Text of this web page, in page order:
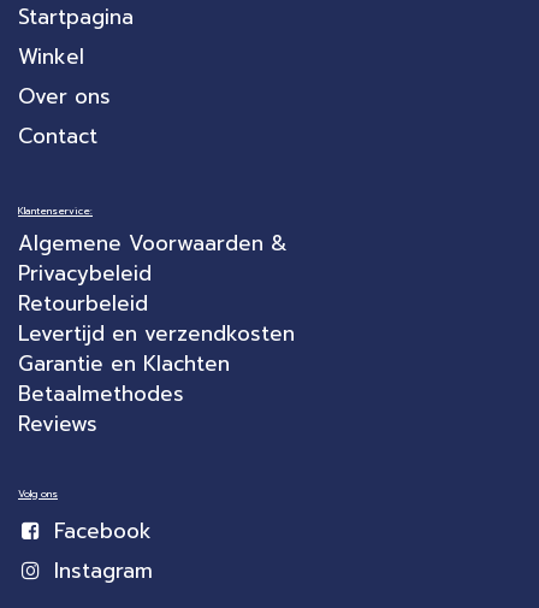
Startpagina
Winkel
Over ons
Contact
Klantenservice:
Algemene Voorwaarden &
Privacybeleid
Retourbeleid
Levertijd en verzendkosten
Garantie en Klachten
Betaalmethodes
Reviews
Volg ons
Facebook
Instagram